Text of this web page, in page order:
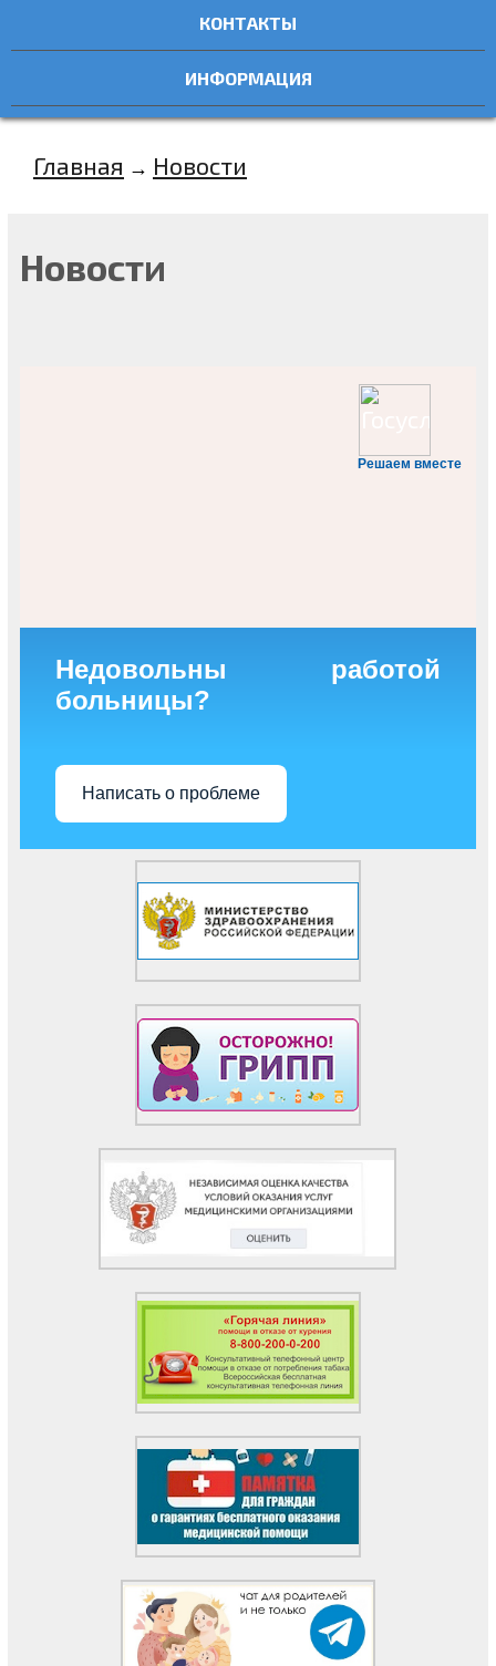
КОНТАКТЫ
ИНФОРМАЦИЯ
Главная → Новости
Новости
Решаем вместе
Недовольны работой
больницы?
Написать о проблеме